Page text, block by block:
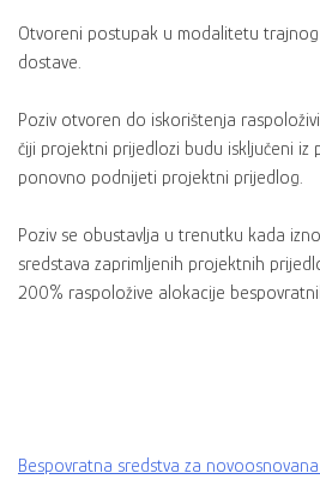
Otvoreni postupak u modalitetu
dostave.
Poziv otvoren do iskorištenja
čiji projektni prijedlozi budu isključeni iz
ponovno podnijeti projektni prijedlog.
Poziv se obustavlja u trenutku kada
sredstava zaprimljenih projektnih
200% raspoložive alokacije
Bespovratna sredstva za